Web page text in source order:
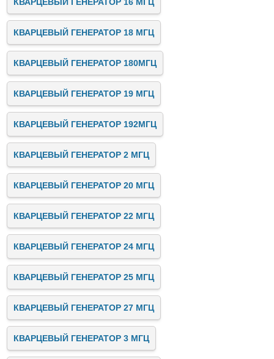
КВАРЦЕВЫЙ ГЕНЕРАТОР 18 МГЦ
КВАРЦЕВЫЙ ГЕНЕРАТОР 180МГЦ
КВАРЦЕВЫЙ ГЕНЕРАТОР 19 МГЦ
КВАРЦЕВЫЙ ГЕНЕРАТОР 192МГЦ
КВАРЦЕВЫЙ ГЕНЕРАТОР 2 МГЦ
КВАРЦЕВЫЙ ГЕНЕРАТОР 20 МГЦ
КВАРЦЕВЫЙ ГЕНЕРАТОР 22 МГЦ
КВАРЦЕВЫЙ ГЕНЕРАТОР 24 МГЦ
КВАРЦЕВЫЙ ГЕНЕРАТОР 25 МГЦ
КВАРЦЕВЫЙ ГЕНЕРАТОР 27 МГЦ
КВАРЦЕВЫЙ ГЕНЕРАТОР 3 МГЦ